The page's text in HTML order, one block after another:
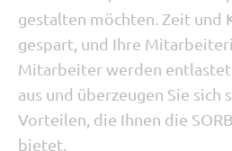
gestalten möchten. Zeit und
gespart, und Ihre
Mitarbeiter werden
aus und überzeugen Sie sich
Vorteilen, die Ihnen die
bietet.